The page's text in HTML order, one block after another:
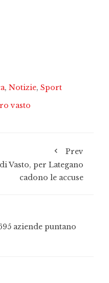
, Notizie, Sport
vasto
Prev
Vasto, per Lategano
cadono le accuse
aziende puntano